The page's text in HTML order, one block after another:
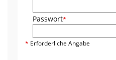
Passwort*
* Erforderliche Angabe